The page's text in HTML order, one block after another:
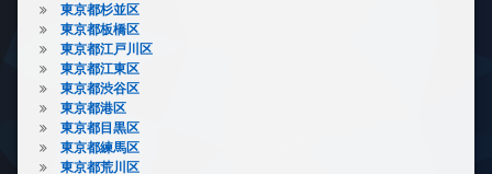
東京都杉並区
東京都板橋区
東京都江戸川区
東京都江東区
東京都渋谷区
東京都港区
東京都目黒区
東京都練馬区
東京都荒川区